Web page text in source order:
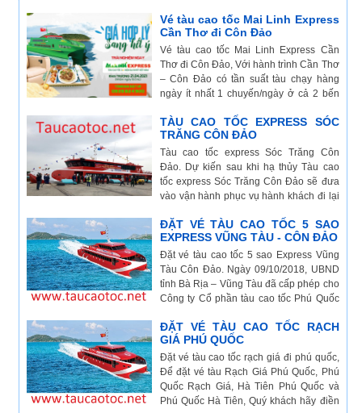
Vé tàu cao tốc Mai Linh Express
Cần Thơ đi Côn Đảo
Vé tàu cao tốc Mai Linh Express Cần
Thơ đi Côn Đảo, Với hành trình Cần Thơ
– Côn Đảo có tần suất tàu chạy hàng
ngày ít nhất 1 chuyến/ngày ở cả 2 bến
Bến tàu du lịch Côn Đảo. Thời gian chạy
tàu Cần Thơ – Côn Đảo ...
TÀU CAO TỐC EXPRESS SÓC
TRĂNG CÔN ĐẢO
Tàu cao tốc express Sóc Trăng Côn
Đảo. Dự kiến sau khi hạ thủy Tàu cao
tốc express Sóc Trăng Côn Đảo sẽ đưa
vào vận hành phục vụ hành khách đi lại
Đảo, Trần Đề - Côn Đảo, vào quý I năm
2019
ĐẶT VÉ TÀU CAO TỐC 5 SAO
EXPRESS VŨNG TÀU - CÔN ĐẢO
Đặt vé tàu cao tốc 5 sao Express Vũng
Tàu Côn Đảo. Ngày 09/10/2018, UBND
tỉnh Bà Rịa – Vũng Tàu đã cấp phép cho
Công ty Cổ phần tàu cao tốc Phú Quốc
thác tuyến tàu cao tốc Vũng Tàu – Côn
Đảo - Vũng Tàu. Quý khách vui lòng
tham khảo để biết lịch tàu chạy.
ĐẶT VÉ TÀU CAO TỐC RẠCH
GIÁ PHÚ QUỐC
Đặt vé tàu cao tốc rạch giá đi phú quốc,
Để đặt vé tàu Rạch Giá Phú Quốc, Phú
Quốc Rạch Giá, Hà Tiên Phú Quốc và
Phú Quốc Hà Tiên, Quý khách hãy điền
Vé tàu cao tốc tuyến Sài Gòn đi Côn Đảo và ngược